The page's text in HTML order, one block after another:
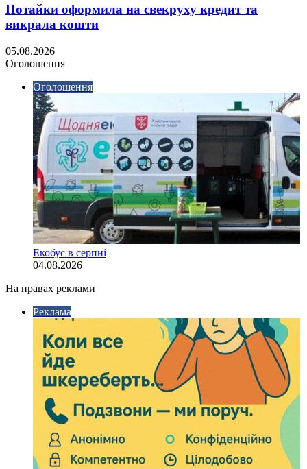
Потайки оформила на свекруху кредит та
викрала кошти
05.08.2026
Оголошення
Оголошення
Екобус в серпні
04.08.2026
На правах реклами
Реклама